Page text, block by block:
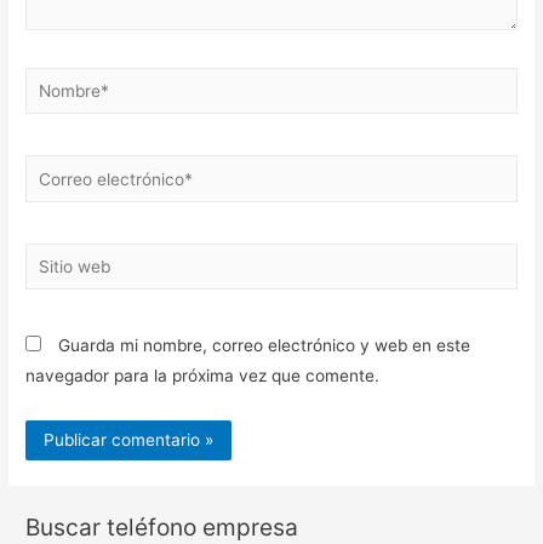
Nombre*
Correo
Sitio
Guarda mi nombre, correo electrónico y web en este
navegador para la próxima vez que comente.
Buscar teléfono empresa